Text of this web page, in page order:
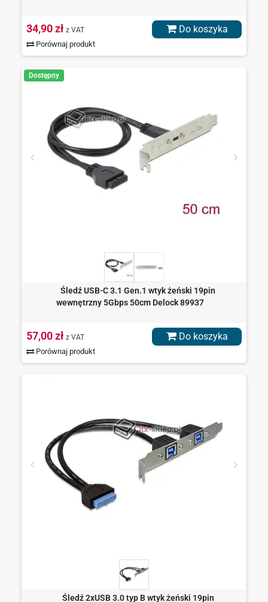
34,90 zł z VAT
Porównaj produkt
Do koszyka
Dostępny
Śledź USB-C 3.1 Gen.1 wtyk żeński 19pin
wewnętrzny 5Gbps 50cm Delock 89937
57,00 zł z VAT
Porównaj produkt
Do koszyka
Śledź 2xUSB 3.0 typ B wtyk żeński 19pin